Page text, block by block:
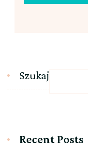
Szukaj
Recent Posts